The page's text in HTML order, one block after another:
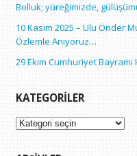
Bolluk; yüreğimizde,
10 Kasım 2025 – Ulu Önder
Özlemle Anıyoruz…
29 Ekim Cumhuriyet
KATEGORILER
Kategoriler